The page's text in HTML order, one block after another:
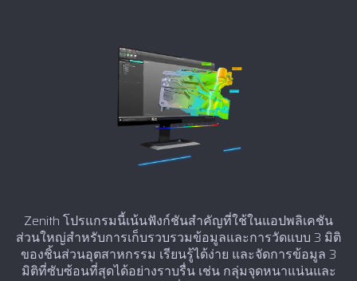
Zenith โปรแกรมนี้เน้นฟังก์ชันสำคัญที่ใช้ในแอปพลิเคชัน
ส่วนใหญ่สำหรับการเก็บรวบรวมข้อมูลและการวัดแบบ 3 มิติ
ของชิ้นส่วนอุตสาหกรรม เรียนรู้ได้ง่าย และจัดการข้อมูล 3
มิติที่ซับซ้อนที่สุดได้อย่างราบรื่น เช่น กลุ่มจุดหนาแน่นและ